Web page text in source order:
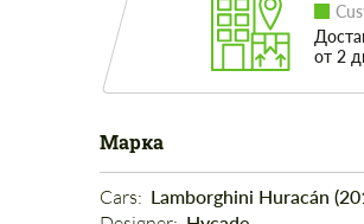
от 2
Марка
Cars: Lamborghini Huracán